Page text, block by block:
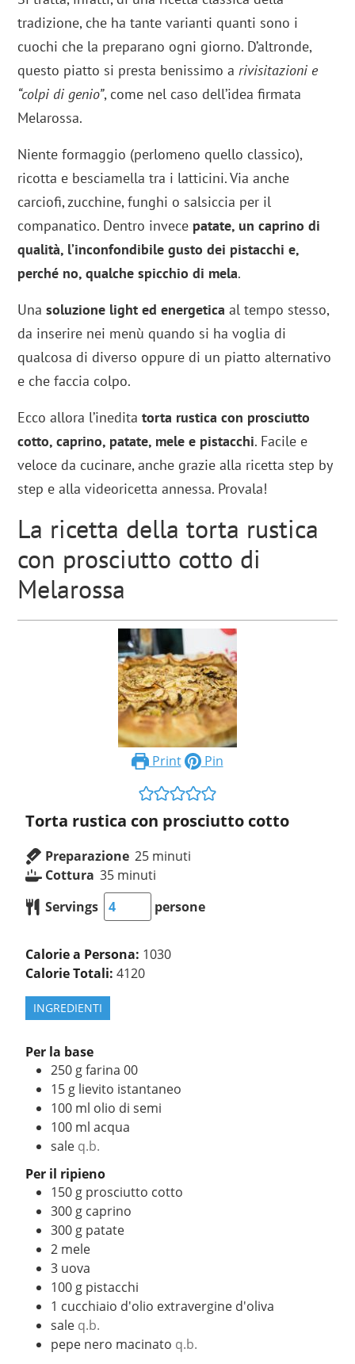
tradizione, che ha tante varianti quanti sono i
cuochi che la preparano ogni giorno. D’altronde,
questo piatto si presta benissimo arivisitazioni e
“colpi di genio”, come nel caso dell’idea firmata
Melarossa.
Niente formaggio (perlomeno quello classico),
ricotta e besciamella tra i latticini. Via anche
carciofi, zucchine, funghi o salsiccia per il
companatico. Dentro invece patate, un caprino di
qualità, l’inconfondibile gusto dei pistacchi e,
perché no, qualche spicchio di mela.
Unasoluzione light ed energetica al tempo stesso,
da inserire nei menù quando si ha voglia di
qualcosa di diverso oppure di un piatto alternativo
e che faccia colpo.
Ecco allora l’ineditatorta rustica con prosciutto
cotto, caprino, patate, mele e pistacchi. Facile e
veloce da cucinare, anche grazie alla ricetta step by
step e alla videoricetta annessa. Provala!
La ricetta della torta rustica
con prosciutto cotto di
Melarossa
Print Pin
Torta rustica con prosciutto cotto
Preparazione 25 minuti
Cottura 35 minuti
Servings
persone
Calorie a Persona: 1030
Calorie Totali:4120
INGREDIENTI
Per la base
250 gfarina 00
15 g lievito istantaneo
100 ml olio di semi
100 ml acqua
sale q.b.
Per il ripieno
150 g prosciutto cotto
300 g caprino
300 g patate
2 mele
3 uova
100 g pistacchi
1 cucchiaio d'olio extravergine d'oliva
sale q.b.
pepe nero macinato q.b.